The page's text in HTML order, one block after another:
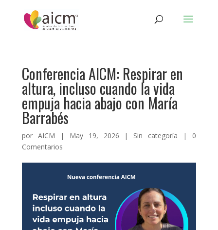
Conferencia AICM: Respirar en
altura, incluso cuando la vida
empuja hacia abajo con María
Barrabés
por AICM | May 19, 2026 | Sin categoría | 0
Comentarios